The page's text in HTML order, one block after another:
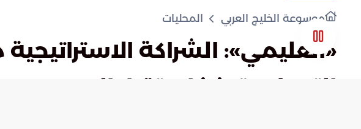
موسوعة الخليج العربي المحليات
«العليمي»: الشراكة
التحول وتعزيز استقرار اليمن